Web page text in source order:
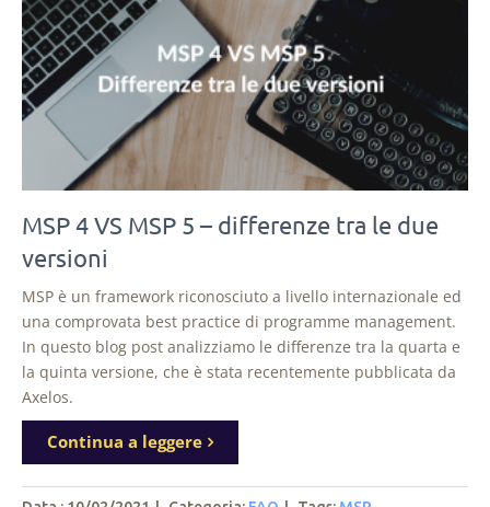
MSP 4 VS MSP 5 – differenze tra le due
versioni
MSP è un framework riconosciuto a livello internazionale ed
una comprovata best practice di programme management.
In questo blog post analizziamo le differenze tra la quarta e
la quinta versione, che è stata recentemente pubblicata da
Axelos.
Continua a leggere